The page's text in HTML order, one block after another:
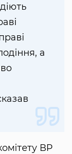
а
ВР